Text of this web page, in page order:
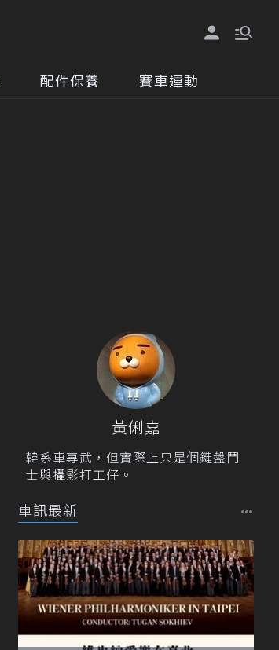
配件保養 賽車運動
黃俐嘉
韓系車專武，但實際上只是個鍵盤鬥
士與攝影打工仔。
車訊最新